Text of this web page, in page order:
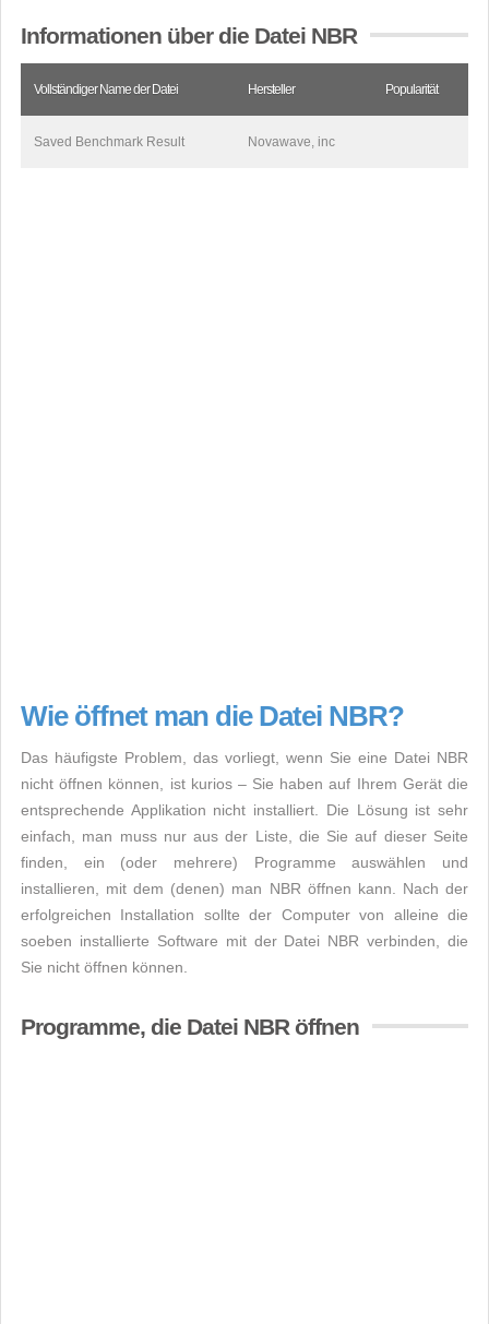
Informationen über die Datei NBR
Vollständiger Name der Datei Hersteller Popularität
Saved Benchmark Result Novawave, inc
Wie öffnet man die Datei NBR?
Das häufigste Problem, das vorliegt, wenn Sie eine Datei NBR
nicht öffnen können, ist kurios – Sie haben auf Ihrem Gerät die
entsprechende Applikation nicht installiert. Die Lösung ist sehr
einfach, man muss nur aus der Liste, die Sie auf dieser Seite
finden, ein (oder mehrere) Programme auswählen und
installieren, mit dem (denen) man NBR öffnen kann. Nach der
erfolgreichen Installation sollte der Computer von alleine die
soeben installierte Software mit der Datei NBR verbinden, die
Sie nicht öffnen können.
Programme, die Datei NBR öffnen